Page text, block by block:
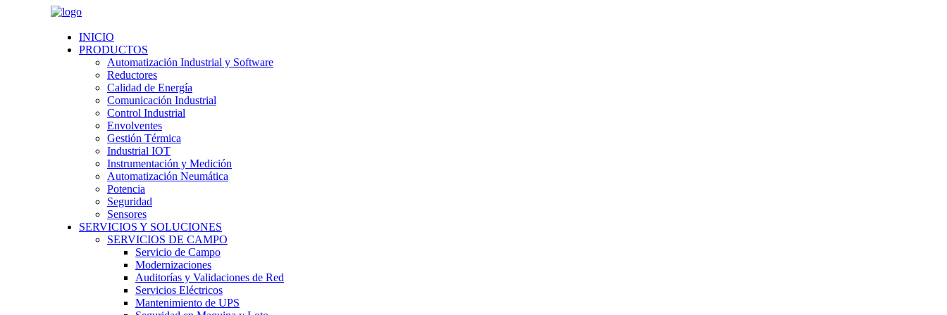
INICIO
PRODUCTOS
Automatización Industrial y Software
Reductores
Calidad de Energía
Comunicación Industrial
Control Industrial
Envolventes
Gestión Térmica
Industrial IOT
Instrumentación y Medición
Automatización Neumática
Potencia
Seguridad
Sensores
SERVICIOS Y SOLUCIONES
SERVICIOS DE CAMPO
Servicio de Campo
Modernizaciones
Auditorías y Validaciones de Red
Servicios Eléctricos
Mantenimiento de UPS